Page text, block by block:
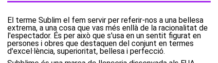
El terme Sublim el fem servir per referir-nos a una bellesa
extrema, a una cosa que vas més enllà de la racionalitat de
l'espectador. És per això que s'usa en un sentit figurat en
persones i obres que destaquen del conjunt en termes
d'excel·lència, superioritat, bellesa i perfecció.